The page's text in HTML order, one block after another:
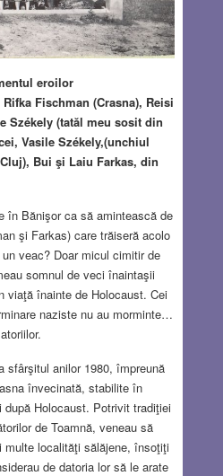
eroilor
Fischman (Crasna), Reisi
Székely (tatăl meu sosit din
Vasile Székely,(unchiul
Bui şi Laiu Farkas, din
în Bănişor ca să amintească de
şi Farkas) care trăiseră acolo
veac? Doar micul cimitir de
somnul de veci înaintaşii
viaţă înainte de Holocaust. Cei
naziste nu au morminte…
sfârşitul anilor 1980, împreună
învecinată, stabilite în
Holocaust. Potrivit tradiţiei
de Toamnă, veneau să
localităţi sălăjene, însoţiţi
de datoria lor să le arate